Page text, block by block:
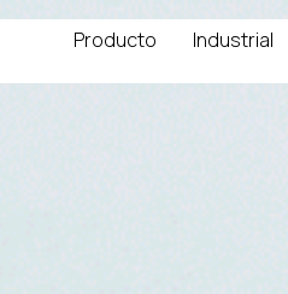
Producto Industrial